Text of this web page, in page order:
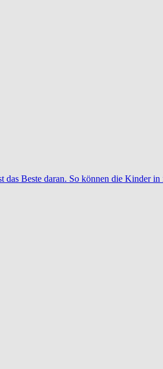
Beste daran. So können die Kinder